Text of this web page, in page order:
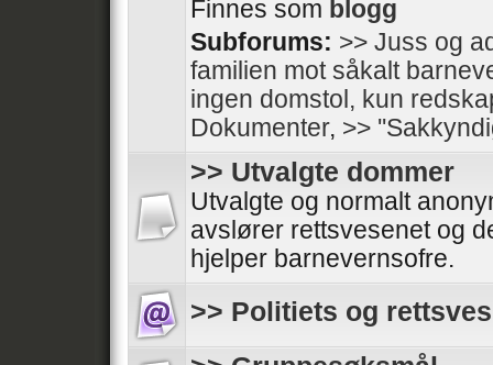
Finnes som blogg
Subforums: >> Juss og
familien mot såkalt
ingen domstol, kun
Dokumenter, >>
>> Utvalgte dommer
Utvalgte og normalt
avslører rettsvesenet og
hjelper barnevernsofre.
>> Politiets og